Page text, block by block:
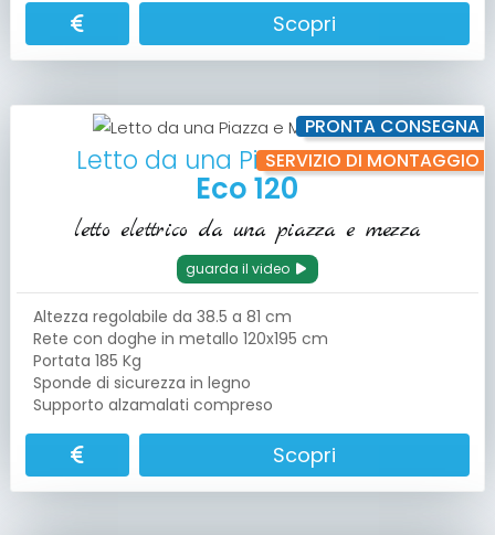
Scopri
PRONTA CONSEGNA
SERVIZIO DI MONTAGGIO
Letto da una Piazza e Mezza
Eco 120
letto elettrico da una piazza e mezza
guarda il video
Altezza regolabile da 38.5 a 81 cm
Rete con doghe in metallo 120x195 cm
Portata 185 Kg
Sponde di sicurezza in legno
Supporto alzamalati compreso
Scopri